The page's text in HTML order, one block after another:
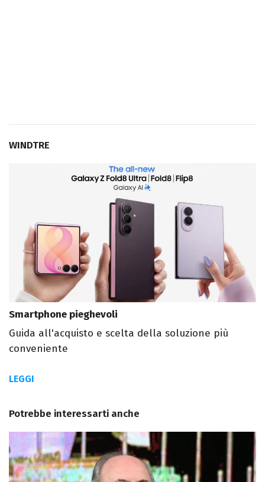
WINDTRE
Smartphone pieghevoli
Guida all'acquisto e scelta della soluzione più
conveniente
LEGGI
Potrebbe interessarti anche